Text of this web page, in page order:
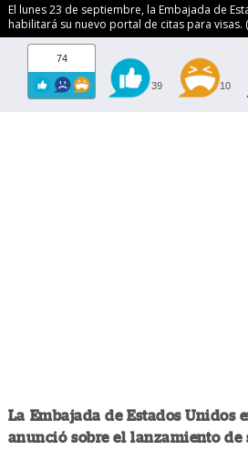
El lunes 23 de septiembre, la Embajada de
habilitará su nuevo portal de citas para visas.
74
39 10
La Embajada de Estados Unidos
anunció sobre el lanzamiento de